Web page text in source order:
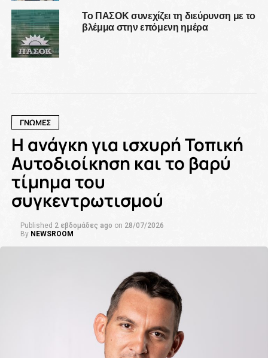
Το ΠΑΣΟΚ συνεχίζει τη διεύρυνση με το
βλέμμα στην επόμενη ημέρα
ΓΝΩΜΕΣ
Η ανάγκη για ισχυρή Τοπική
Αυτοδιοίκηση και το βαρύ
τίμημα του
συγκεντρωτισμού
Published 2 εβδομάδες ago on 28/07/2026
By NEWSROOM